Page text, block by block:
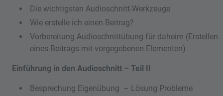
Die wichtigsten Audioschnitt-Werkzeuge
Wie erstelle ich einen Beitrag?
Vorbereitung Audioschnittübung für daheim (Erstellen
eines Beitrags mit vorgegebenen Elementen)
Einführung in den Audioschnitt – Teil II
Besprechung Eigenübung – Lösung Probleme